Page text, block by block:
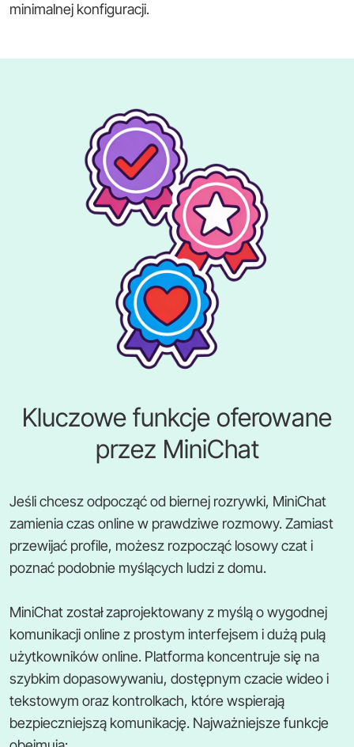
minimalnej konfiguracji.
Kluczowe funkcje oferowane
przez MiniChat
Jeśli chcesz odpocząć od biernej rozrywki, MiniChat
zamienia czas online w prawdziwe rozmowy. Zamiast
przewijać profile, możesz rozpocząć losowy czat i
poznać podobnie myślących ludzi z domu.
MiniChat został zaprojektowany z myślą o wygodnej
komunikacji online z prostym interfejsem i dużą pulą
użytkowników online. Platforma koncentruje się na
szybkim dopasowywaniu, dostępnym czacie wideo i
tekstowym oraz kontrolkach, które wspierają
bezpieczniejszą komunikację. Najważniejsze funkcje